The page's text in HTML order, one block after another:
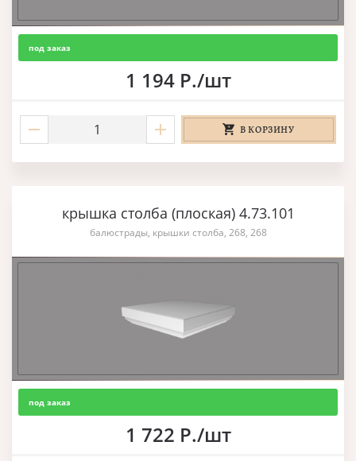
под заказ
1 194 Р./шт
В КОРЗИНУ
крышка столба (плоская) 4.73.101
балюстрады, крышки столба, 268, 268
под заказ
1 722 Р./шт